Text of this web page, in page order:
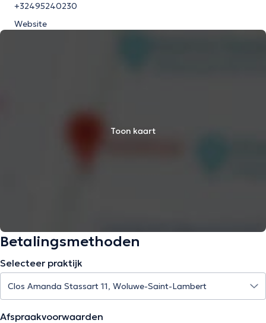
+32495240230
Website
Toon kaart
Betalingsmethoden
Selecteer praktijk
Afspraakvoorwaarden